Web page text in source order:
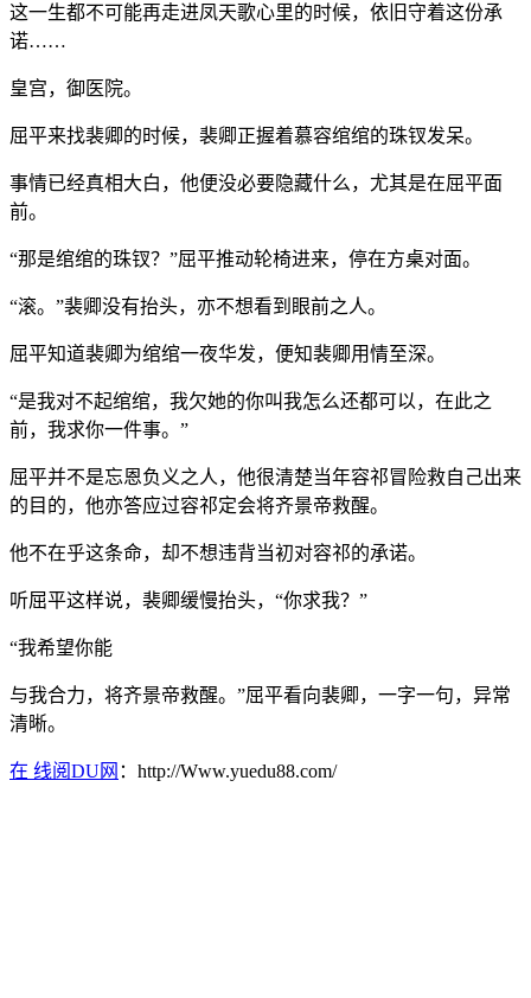
这一生都不可能再走进凤天歌心里的时候，依旧守着这份承
诺……
皇宫，御医院。
屈平来找裴卿的时候，裴卿正握着慕容绾绾的珠钗发呆。
事情已经真相大白，他便没必要隐藏什么，尤其是在屈平面
前。
“那是绾绾的珠钗？”屈平推动轮椅进来，停在方桌对面。
“滚。”裴卿没有抬头，亦不想看到眼前之人。
屈平知道裴卿为绾绾一夜华发，便知裴卿用情至深。
“是我对不起绾绾，我欠她的你叫我怎么还都可以，在此之
前，我求你一件事。”
屈平并不是忘恩负义之人，他很清楚当年容祁冒险救自己出来
的目的，他亦答应过容祁定会将齐景帝救醒。
他不在乎这条命，却不想违背当初对容祁的承诺。
听屈平这样说，裴卿缓慢抬头，“你求我？”
“我希望你能
与我合力，将齐景帝救醒。”屈平看向裴卿，一字一句，异常
清晰。
在 线阅DU网 ：http://Www.yuedu88.com/